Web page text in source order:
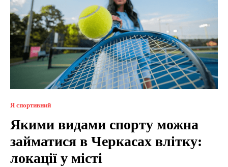
Я спортивний
Якими видами спорту можна
займатися в Черкасах влітку:
локації у місті